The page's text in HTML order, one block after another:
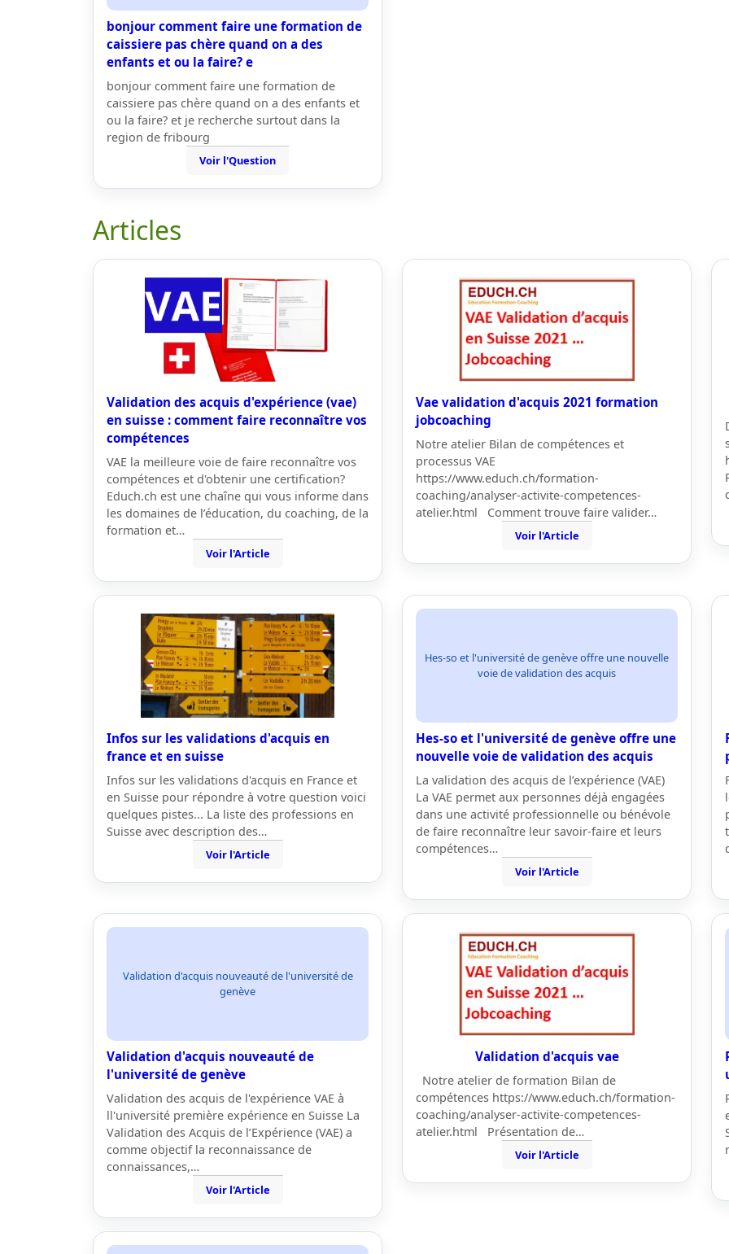
bonjour comment faire une formation de
caissiere pas chère quand on a des
enfants et ou la faire? e
bonjour comment faire une formation de
caissiere pas chère quand on a des enfants et
ou la faire? et je recherche surtout dans la
region de fribourg
Voir l'Question
Articles
Validation des acquis d'expérience (vae)
en suisse : comment faire reconnaître vos
compétences
VAE la meilleure voie de faire reconnaître vos
compétences et d'obtenir une certification?
Educh.ch est une chaîne qui vous informe dans
les domaines de l’éducation, du coaching, de la
formation et…
Voir l'Article
Vae validation d'acquis 2021 formation
jobcoaching
Notre atelier Bilan de compétences et
processus VAE
https://www.educh.ch/formation-
coaching/analyser-activite-competences-
atelier.html Comment trouve faire valider…
Voir l'Article
Infos sur les validations d'acquis en
france et en suisse
Infos sur les validations d'acquis en France et
en Suisse pour répondre à votre question voici
quelques pistes... La liste des professions en
Suisse avec description des…
Voir l'Article
Hes-so et l'université de genève offre une nouvelle
voie de validation des acquis
Hes-so et l'université de genève offre une
nouvelle voie de validation des acquis
La validation des acquis de l’expérience (VAE)
La VAE permet aux personnes déjà engagées
dans une activité professionnelle ou bénévole
de faire reconnaître leur savoir-faire et leurs
compétences…
Voir l'Article
Validation d'acquis nouveauté de l'université de
genève
Validation d'acquis nouveauté de
l'université de genève
Validation des acquis de l'expérience VAE à
ll'université première expérience en Suisse La
Validation des Acquis de l’Expérience (VAE) a
comme objectif la reconnaissance de
connaissances,…
Voir l'Article
Validation d'acquis vae
Notre atelier de formation Bilan de
compétences https://www.educh.ch/formation-
coaching/analyser-activite-competences-
atelier.html Présentation de…
Voir l'Article